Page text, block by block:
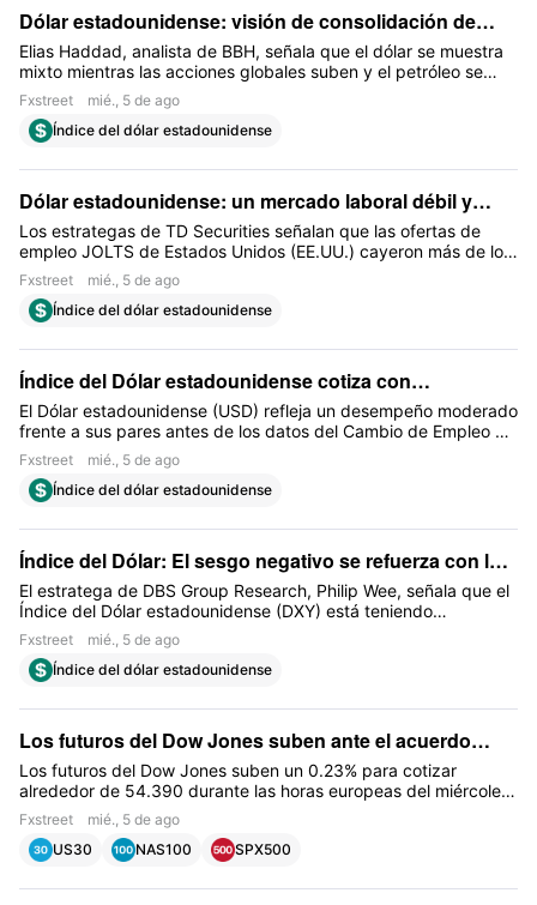
Dólar estadounidense: visión de consolidación de
cara al ISM y las nóminas – BBH
Elias Haddad, analista de BBH, señala que el dólar se muestra
mixto mientras las acciones globales suben y el petróleo se
estabiliza. Haddad sostiene que el rally del USD desde mayo
probablemente ha terminado, y que se espera que el Índice del
Dólar estadounidense (DXY) consolide en un rango de 96.00–
Índice del dólar estadounidense
Fxstreet mié., 5 de ago
Dólar estadounidense: un mercado laboral débil y
unas perspectivas de servicios más firmes – TD
Securities
Los estrategas de TD Securities señalan que las ofertas de
empleo JOLTS de Estados Unidos (EE.UU.) cayeron más de lo
esperado en junio, aunque siguen elevadas frente a los
indicadores privados. También esperan que el Índice de
Servicios ISM de Estados Unidos (EE.UU.) suba en julio,
54.5
Índice del dólar estadounidense
Fxstreet mié., 5 de ago
Índice del Dólar estadounidense cotiza con
moderación por debajo de 100.00 antes de los datos
de EE.UU.
El Dólar estadounidense (USD) refleja un desempeño moderado
frente a sus pares antes de los datos del Cambio de Empleo de
ADP y del Índice de Gestores de Compras (PMI) de Servicios
del ISM de Estados Unidos (EE.UU.) para julio, que se
publicarán durante la sesión americana
Índice del dólar estadounidense
Fxstreet mié., 5 de ago
Índice del Dólar: El sesgo negativo se refuerza con los
vientos en contra de la política monetaria – DBS
El estratega de DBS Group Research, Philip Wee, señala que el
Índice del Dólar estadounidense (DXY) está teniendo
dificultades para recuperar el nivel de 100, y que las divisas
europeas reflejan mejor la debilidad subyacente del Dólar una
vez que se excluye la volatilidad del Yen japonés (JPY)
Índice del dólar estadounidense
Fxstreet mié., 5 de ago
Los futuros del Dow Jones suben ante el acuerdo
esperado entre EE.UU. e Irán para reabrir Ormuz
Los futuros del Dow Jones suben un 0.23% para cotizar
alrededor de 54.390 durante las horas europeas del miércoles.
Mientras tanto, los futuros del S&P 500 ganan un 0.34% para
cotizar cerca de 7.790, mientras que los futuros del Nasdaq
100 avanzan un 0.14%, cotizando cerca de 29.900.
US30 NAS100 SPX500
Fxstreet mié., 5 de ago